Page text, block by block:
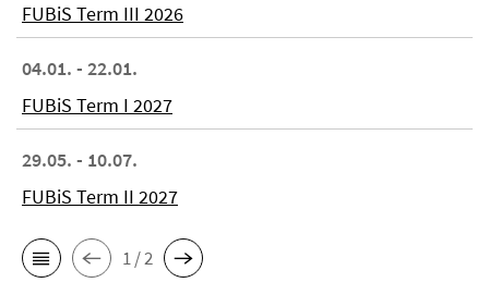
FUBiS Term III 2026
04.01. - 22.01.
FUBiS Term I 2027
29.05. - 10.07.
FUBiS Term II 2027
1 / 2